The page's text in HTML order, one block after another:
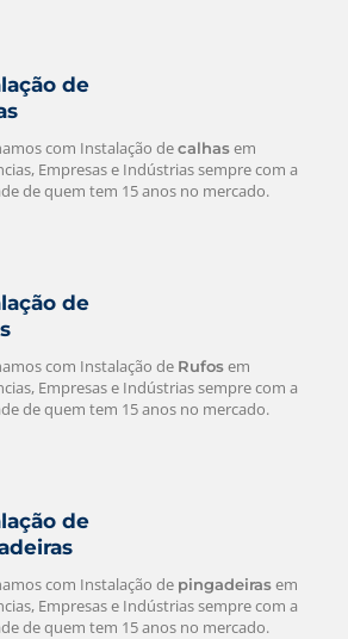
de
com Instalação decalhasem
Empresas e Indústrias sempre com a
de quem tem 15 anos no mercado.
de
com Instalação de Rufosem
Empresas e Indústrias sempre com a
de quem tem 15 anos no mercado.
de
com Instalação de pingadeirasem
Empresas e Indústrias sempre com a
de quem tem 15 anos no mercado.